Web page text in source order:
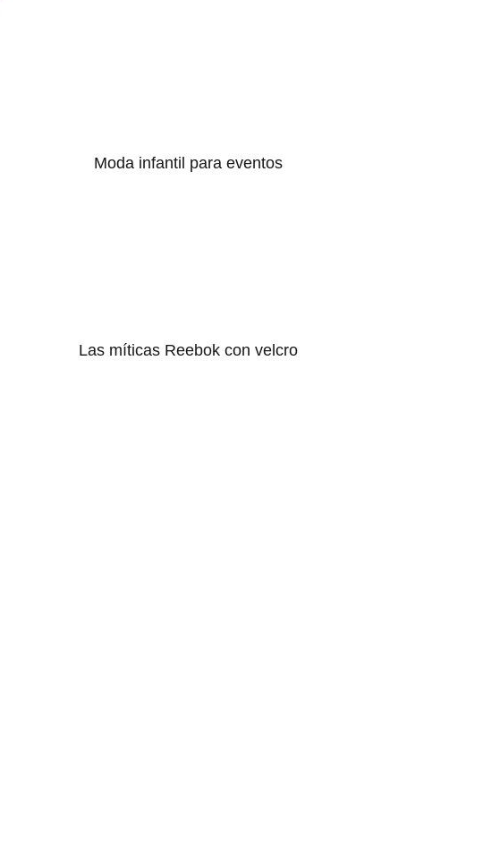
Moda infantil para eventos
Las míticas Reebok con velcro